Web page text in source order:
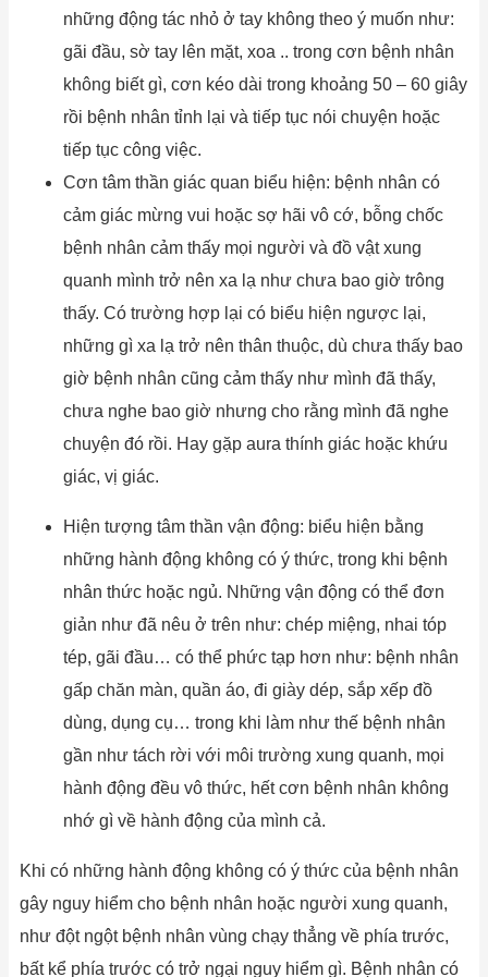
những động tác nhỏ ở tay không theo ý muốn như:
gãi đầu, sờ tay lên mặt, xoa .. trong cơn bệnh nhân
không biết gì, cơn kéo dài trong khoảng 50 – 60 giây
rồi bệnh nhân tỉnh lại và tiếp tục nói chuyện hoặc
tiếp tục công việc.
Cơn tâm thần giác quan biểu hiện: bệnh nhân có
cảm giác mừng vui hoặc sợ hãi vô cớ, bỗng chốc
bệnh nhân cảm thấy mọi người và đồ vật xung
quanh mình trở nên xa lạ như chưa bao giờ trông
thấy. Có trường hợp lại có biểu hiện ngược lại,
những gì xa lạ trở nên thân thuộc, dù chưa thấy bao
giờ bệnh nhân cũng cảm thấy như mình đã thấy,
chưa nghe bao giờ nhưng cho rằng mình đã nghe
chuyện đó rồi. Hay gặp aura thính giác hoặc khứu
giác, vị giác.
Hiện tượng tâm thần vận động: biểu hiện bằng
những hành động không có ý thức, trong khi bệnh
nhân thức hoặc ngủ. Những vận động có thể đơn
giản như đã nêu ở trên như: chép miệng, nhai tóp
tép, gãi đầu… có thể phức tạp hơn như: bệnh nhân
gấp chăn màn, quần áo, đi giày dép, sắp xếp đồ
dùng, dụng cụ… trong khi làm như thế bệnh nhân
gần như tách rời với môi trường xung quanh, mọi
hành động đều vô thức, hết cơn bệnh nhân không
nhớ gì về hành động của mình cả.
Khi có những hành động không có ý thức của bệnh nhân
gây nguy hiểm cho bệnh nhân hoặc người xung quanh,
như đột ngột bệnh nhân vùng chạy thẳng về phía trước,
bất kể phía trước có trở ngại nguy hiểm gì. Bệnh nhân có